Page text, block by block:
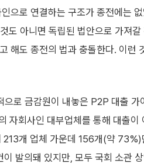
으로 연결하는 구조가 종전에는
도 아니면 독립된 법안으로 가져
해도 종전의 법과 충돌한다. 이런
으로 금감원이 내놓은 P2P 대출
자회사인 대부업체를 통해 대출
213개 업체 가운데 156개(약
발의돼 있지만, 모두 국회 소관